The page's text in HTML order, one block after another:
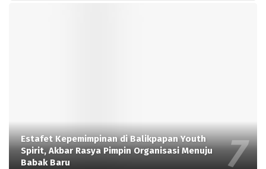
Estafet Kepemimpinan di Balikpapan Youth
Spirit, Akbar Rasya Pimpin Organisasi Menuju
Babak Baru